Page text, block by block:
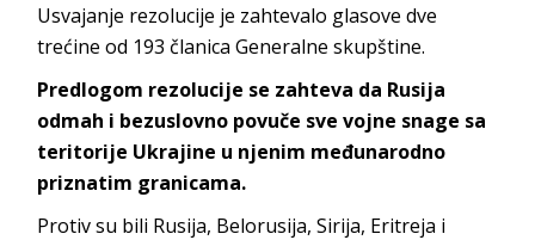
Usvajanje rezolucije je zahtevalo glasove dve
trećine od 193 članica Generalne skupštine.
Predlogom rezolucije se zahteva da Rusija
odmah i bezuslovno povuče sve vojne snage sa
teritorije Ukrajine u njenim međunarodno
priznatim granicama.
Protiv su bili Rusija, Belorusija, Sirija, Eritreja i